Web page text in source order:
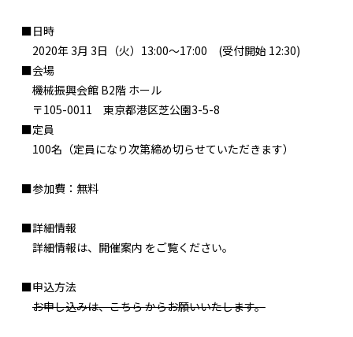
■日時
2020年 3月 3日（火）13:00～17:00 (受付開始 12:30)
■会場
機械振興会館 B2階 ホール
〒105-0011 東京都港区芝公園3-5-8
■定員
100名（定員になり次第締め切らせていただきます）
■参加費：無料
■詳細情報
詳細情報は、開催案内 をご覧ください。
■申込方法
お申し込みは、こちら からお願いいたします。